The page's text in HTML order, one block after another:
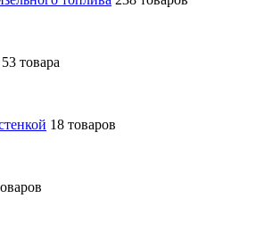
53 товара
18 товаров